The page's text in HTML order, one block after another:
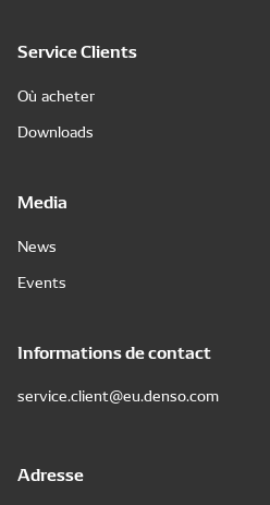
Service Clients
Où acheter
Downloads
Media
News
Events
Informations de contact
service.client@eu.denso.com
Adresse